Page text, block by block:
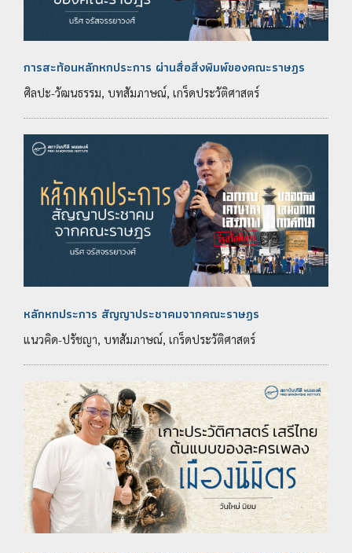
การสะท้อนหลักหกประการ ผ่านสื่อสิ่งพิมพ์ของคณะราษฎร
ศิลปะ-วัฒนธรรม, บทสัมภาษณ์, เกร็ดประวัติศาสตร์
หลักหกประการ สัญญาประชาคมจากคณะราษฎร
แนวคิด-ปรัชญา, บทสัมภาษณ์, เกร็ดประวัติศาสตร์